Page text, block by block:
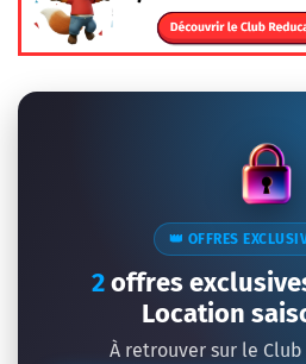
👑 OFFRES
2offres
Location
À retrouver sur le